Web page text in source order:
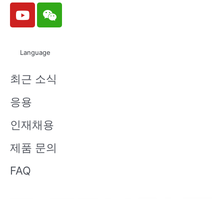
Y
o
u
e
W
e
i
n
Language
최근 소식
응용
인재채용
제품 문의
FAQ